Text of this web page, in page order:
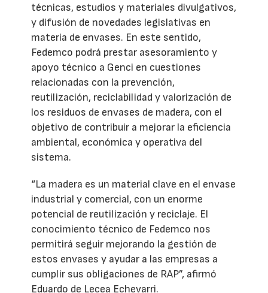
técnicas, estudios y materiales divulgativos,
y difusión de novedades legislativas en
materia de envases. En este sentido,
Fedemco podrá prestar asesoramiento y
apoyo técnico a Genci en cuestiones
relacionadas con la prevención,
reutilización, reciclabilidad y valorización de
los residuos de envases de madera, con el
objetivo de contribuir a mejorar la eficiencia
ambiental, económica y operativa del
sistema.
“La madera es un material clave en el envase
industrial y comercial, con un enorme
potencial de reutilización y reciclaje. El
conocimiento técnico de Fedemco nos
permitirá seguir mejorando la gestión de
estos envases y ayudar a las empresas a
cumplir sus obligaciones de RAP”, afirmó
Eduardo de Lecea Echevarri.